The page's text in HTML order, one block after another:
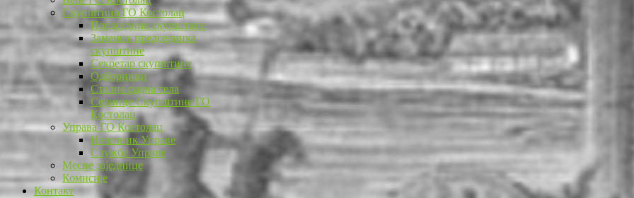
Скупштина ГО Костолац
Председник скупштине
Заменик председника
скупштине
Секретар скупштине
Одборници
Стална радна тела
Седнице Скупштине ГО
Костолац
Управа ГО Костолац
Начелник Управе
Службе Управе
Месне заједнице
Комисије
Контакт